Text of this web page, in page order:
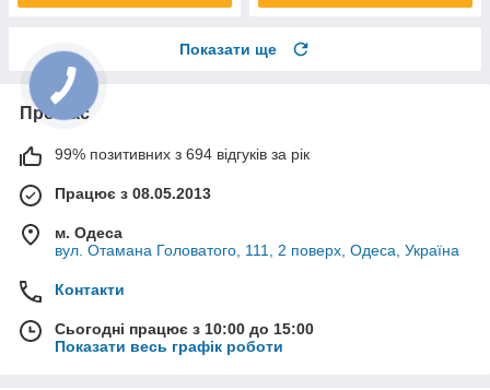
Показати ще
Про нас
99% позитивних з 694 відгуків за рік
Працює з 08.05.2013
м. Одеса
вул. Отамана Головатого, 111, 2 поверх, Одеса, Україна
Контакти
Сьогодні працює з 10:00 до 15:00
Показати весь графік роботи